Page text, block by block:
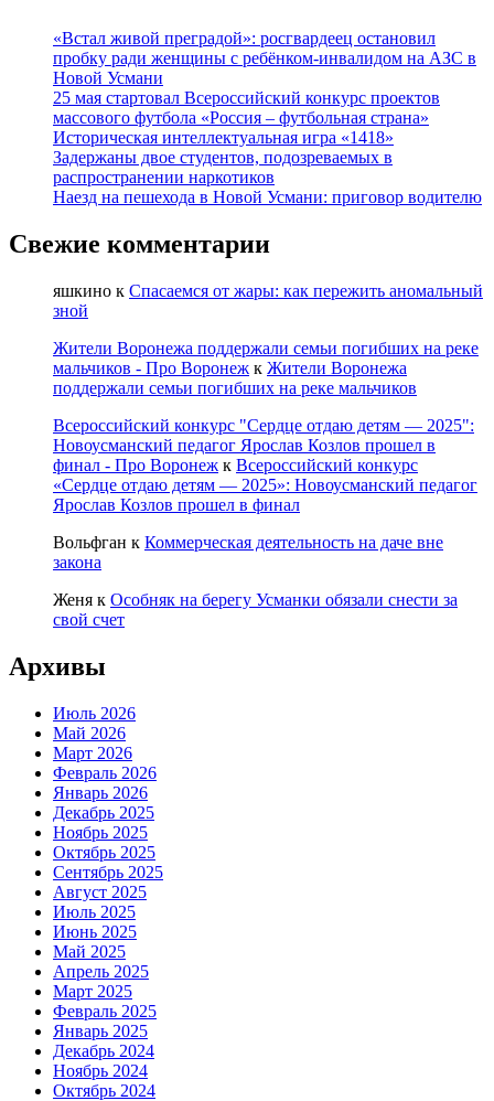
гимнастике
подошел
к
концу
«Встал живой преградой»: росгвардеец остановил
пробку ради женщины с ребёнком-инвалидом на АЗС в
Новой Усмани
25 мая стартовал Всероссийский конкурс проектов
массового футбола «Россия – футбольная страна»
Историческая интеллектуальная игра «1418»
Задержаны двое студентов, подозреваемых в
распространении наркотиков
Наезд на пешехода в Новой Усмани: приговор водителю
Свежие комментарии
яшкино к Спасаемся от жары: как пережить аномальный
зной
Жители Воронежа поддержали семьи погибших на реке
мальчиков - Про Воронеж к Жители Воронежа
поддержали семьи погибших на реке мальчиков
Всероссийский конкурс "Сердце отдаю детям — 2025":
Новоусманский педагог Ярослав Козлов прошел в
финал - Про Воронеж к Всероссийский конкурс
«Сердце отдаю детям — 2025»: Новоусманский педагог
Ярослав Козлов прошел в финал
Вольфган к Коммерческая деятельность на даче вне
закона
Женя к Особняк на берегу Усманки обязали снести за
свой счет
Архивы
Июль 2026
Май 2026
Март 2026
Февраль 2026
Январь 2026
Декабрь 2025
Ноябрь 2025
Октябрь 2025
Сентябрь 2025
Август 2025
Июль 2025
Июнь 2025
Май 2025
Апрель 2025
Март 2025
Февраль 2025
Январь 2025
Декабрь 2024
Ноябрь 2024
Октябрь 2024